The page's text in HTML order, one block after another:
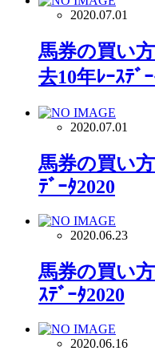
2020.07.01
馬券の買い
去10年ﾚｰｽﾃﾞ
2020.07.01
馬券の買い
ﾃﾞｰﾀ2020
2020.06.23
馬券の買い
ｽﾃﾞｰﾀ2020
2020.06.16